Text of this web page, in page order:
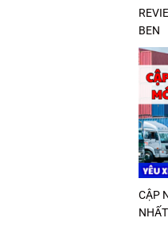
BEN
CẬP